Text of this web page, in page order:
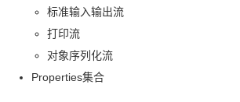
标准输入输出流
打印流
对象序列化流
Properties集合